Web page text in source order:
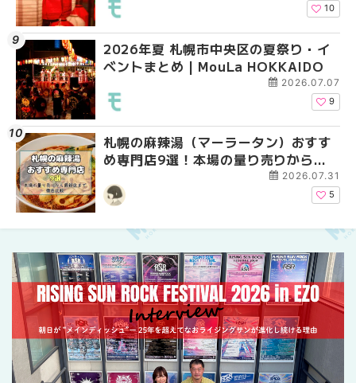
10
2026年夏 札幌市中央区の夏祭り・イ
ベントまとめ | MouLa HOKKAIDO
2026.07.07
9
札幌の麻辣湯（マーラータン）おすす
め専門店9選！本場の量り売りから最
新店まで徹底比較 | MouLa
HOKKAIDO
2026.07.31
5
2026年夏 札幌市中央
ベントまとめ |
2026年夏 恵庭市・千
イベントまとめ |
【新千歳空港】新カー
業。「SUPER
ーパーラウンジアネッ
介！！ | MouLa
2026年夏 札幌市南区
ントまとめ | MouLa